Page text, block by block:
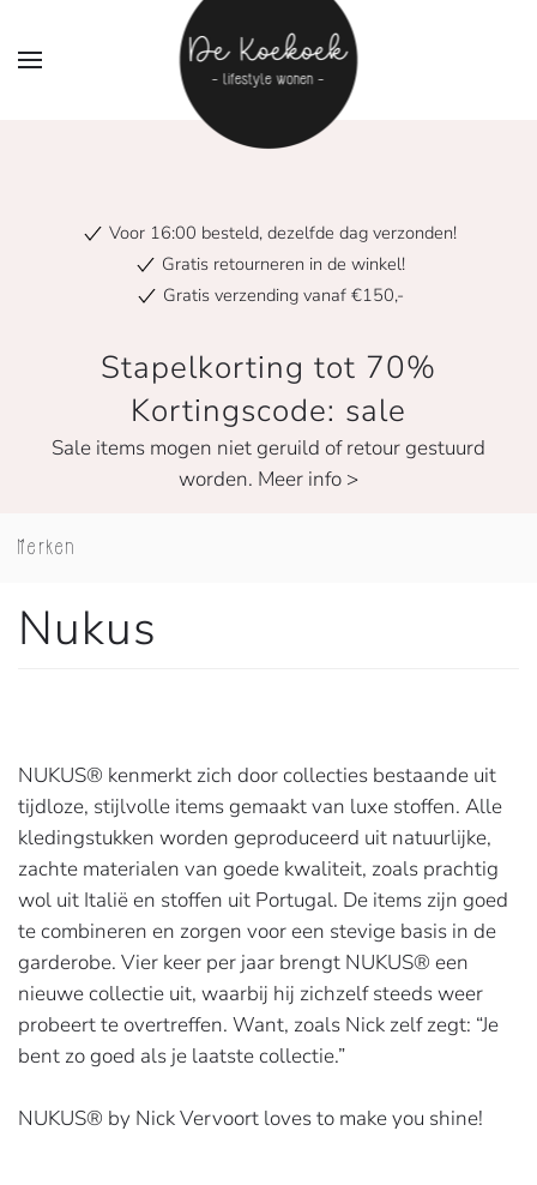
Voor 16:00 besteld, dezelfde dag verzonden!
Gratis retourneren in de winkel!
Gratis verzending vanaf €150,-
Stapelkorting tot 70%
Kortingscode: sale
Sale items mogen niet geruild of retour gestuurd
worden. Meer info >
Merken
Nukus
NUKUS® kenmerkt zich door collecties bestaande uit
tijdloze, stijlvolle items gemaakt van luxe stoffen. Alle
kledingstukken worden geproduceerd uit natuurlijke,
zachte materialen van goede kwaliteit, zoals prachtig
wol uit Italië en stoffen uit Portugal. De items zijn goed
te combineren en zorgen voor een stevige basis in de
garderobe. Vier keer per jaar brengt NUKUS® een
nieuwe collectie uit, waarbij hij zichzelf steeds weer
probeert te overtreffen. Want, zoals Nick zelf zegt: “Je
bent zo goed als je laatste collectie.”
NUKUS® by Nick Vervoort loves to make you shine!